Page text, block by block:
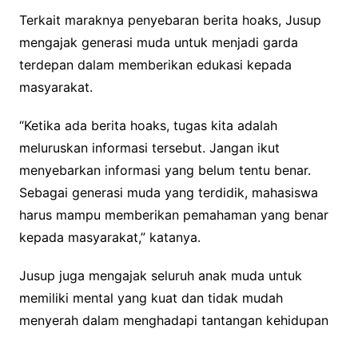
Terkait maraknya penyebaran berita hoaks, Jusup
mengajak generasi muda untuk menjadi garda
terdepan dalam memberikan edukasi kepada
masyarakat.
“Ketika ada berita hoaks, tugas kita adalah
meluruskan informasi tersebut. Jangan ikut
menyebarkan informasi yang belum tentu benar.
Sebagai generasi muda yang terdidik, mahasiswa
harus mampu memberikan pemahaman yang benar
kepada masyarakat,” katanya.
Jusup juga mengajak seluruh anak muda untuk
memiliki mental yang kuat dan tidak mudah
menyerah dalam menghadapi tantangan kehidupan